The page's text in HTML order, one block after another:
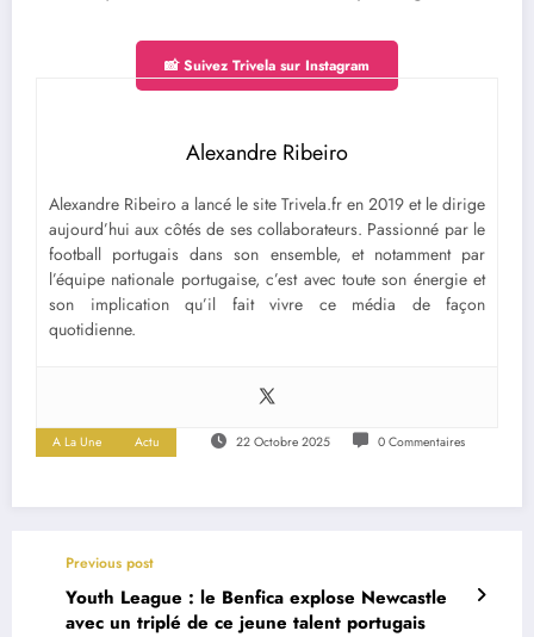
📸 Suivez Trivela sur Instagram
Alexandre Ribeiro
Alexandre Ribeiro a lancé le site Trivela.fr en 2019 et le dirige
aujourd’hui aux côtés de ses collaborateurs. Passionné par le
football portugais dans son ensemble, et notamment par
l’équipe nationale portugaise, c’est avec toute son énergie et
son implication qu’il fait vivre ce média de façon
quotidienne.
A La Une Actu 22 Octobre 2025 0 Commentaires
Previous post
Youth League : le Benfica explose Newcastle
avec un triplé de ce jeune talent portugais